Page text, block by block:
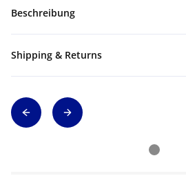
Beschreibung
Shipping & Returns